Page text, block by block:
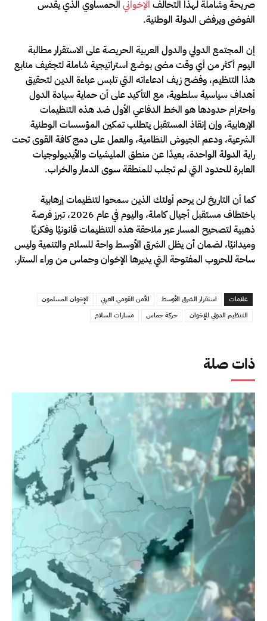
ذات صلة
صريحة وشاملة لهذا التحالف الإخواني الحمساوي الذي يقدس
الفوضى ويرفض الدولة الوطنية.
إن المجتمع الدولي والدول العربية الحريصة على الاستقرار مطالبة
اليوم أكثر من أي وقت مضى بوضع استراتيجية شاملة لتجفيف منابع
هذا التنظيم، وفضح زيف ادعاءاته التي تلبس عباءة الدين لتحقيق
أهداف سياسية سلطوية، مع التأكيد على أن حماية سيادة الدول
واحترام حدودها هو الخط الدفاعي الأول ضد هذه التنظيمات
الإرهابية، وإن إنقاذ المستقبل يتطلب تمكين المؤسسات الوطنية
الشرعية، ودعم الجيوش النظامية، والعمل على دمج كافة القوى تحت
راية الدولة الواحدة، بعيدًا عن منطق المليشيات والأيديولوجيات
العابرة للحدود التي لم تجلب للمنطقة سوى الدمار والخراب.
كما أن التاريخ لن يرحم أولئك الذين سمحوا لتنظيمات إرهابية
باختطاف مستقبل أجيال كاملة، واليوم في عام 2026، تبرز فرصة
ذهبية لتصحيح المسار عبر ملاحقة هذه التنظيمات قانونيًا وفكريًا
وميدانيًا، لضمان أن يظل الشرق الأوسط واحة للسلام والتنمية وليس
ساحة للحروب المفتوحة التي يديرها الإخوان وحماس من وراء الستار.
علامات استقرار الشرق الأوسط الأمن القومي العربي
الإخوان المسلمون
التنظيم الدولي للإخوان
حركة حماس مسارات السلام